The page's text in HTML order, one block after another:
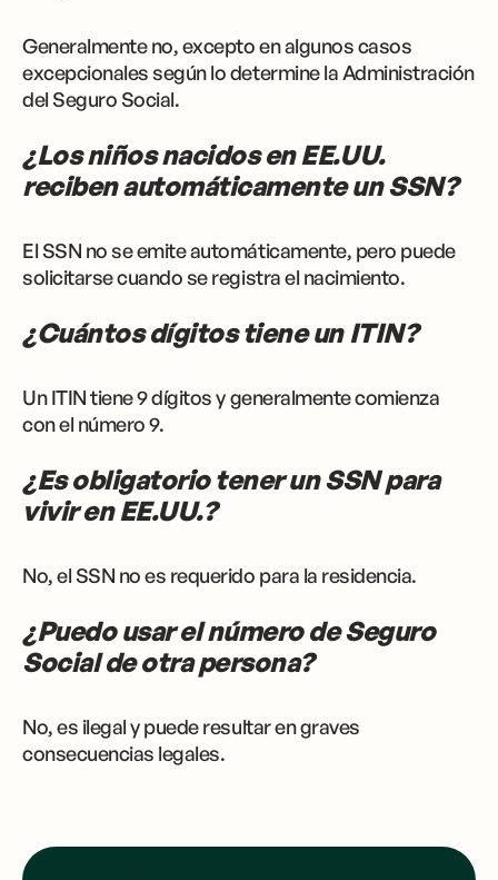
Generalmente no, excepto en algunos casos
excepcionales según lo determine la Administración
del Seguro Social.
¿Los niños nacidos en EE.UU.
reciben automáticamente un SSN?
El SSN no se emite automáticamente, pero puede
solicitarse cuando se registra el nacimiento.
¿Cuántos dígitos tiene un ITIN?
Un ITIN tiene 9 dígitos y generalmente comienza
con el número 9.
¿Es obligatorio tener un SSN para
vivir en EE.UU.?
No, el SSN no es requerido para la residencia.
¿Puedo usar el número de Seguro
Social de otra persona?
No, es ilegal y puede resultar en graves
consecuencias legales.